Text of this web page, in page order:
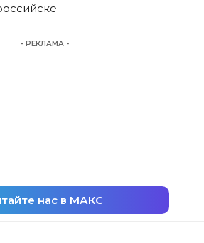
- РЕКЛАМА -
нас в МАКС